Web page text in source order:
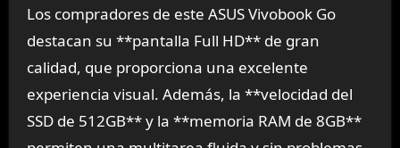
Los compradores de este ASUS Vivobook Go
destacan su **pantalla Full HD** de gran
calidad, que proporciona una excelente
experiencia visual. Además, la **velocidad del
SSD de 512GB** y la **memoria RAM de 8GB**